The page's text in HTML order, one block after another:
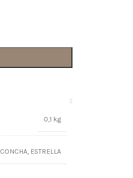
0,1 kg
CONCHA, ESTRELLA